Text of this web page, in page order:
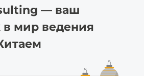
— ваш
в мир ведения